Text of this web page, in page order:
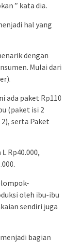
” kata dia.
hal yang
dengan
Mulai dari
ada paket Rp110
(paket isi 2
serta Paket
Rp40.000,
oleh ibu-ibu
sendiri juga
bagian